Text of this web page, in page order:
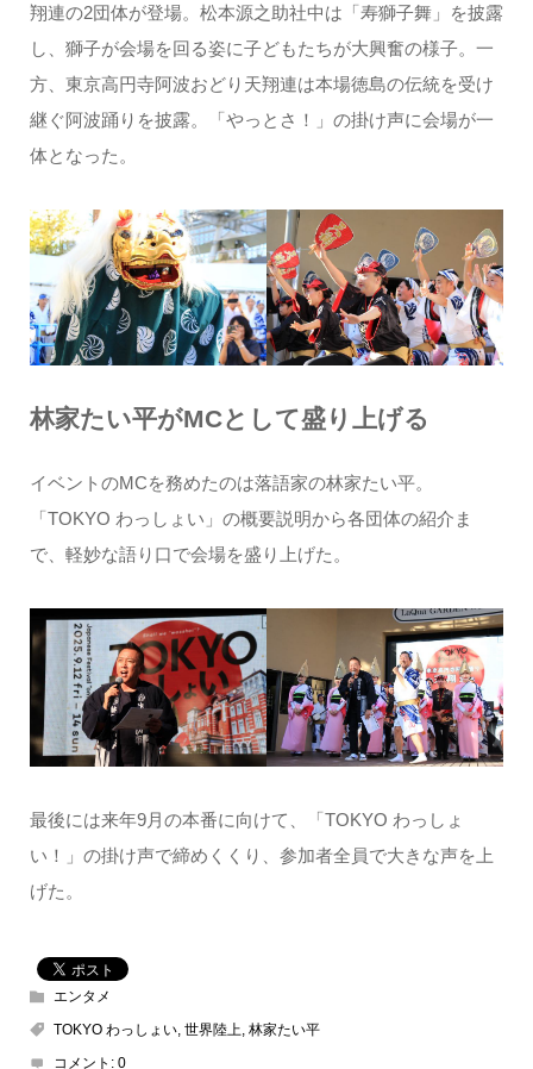
翔連の2団体が登場。松本源之助社中は「寿獅子舞」を披露
し、獅子が会場を回る姿に子どもたちが大興奮の様子。一
方、東京高円寺阿波おどり天翔連は本場徳島の伝統を受け
継ぐ阿波踊りを披露。「やっとさ！」の掛け声に会場が一
体となった。
林家たい平がMCとして盛り上げる
イベントのMCを務めたのは落語家の林家たい平。
「TOKYO わっしょい」の概要説明から各団体の紹介ま
で、軽妙な語り口で会場を盛り上げた。
最後には来年9月の本番に向けて、「TOKYO わっしょ
い！」の掛け声で締めくくり、参加者全員で大きな声を上
げた。
エンタメ
TOKYO わっしょい, 世界陸上, 林家たい平
コメント: 0